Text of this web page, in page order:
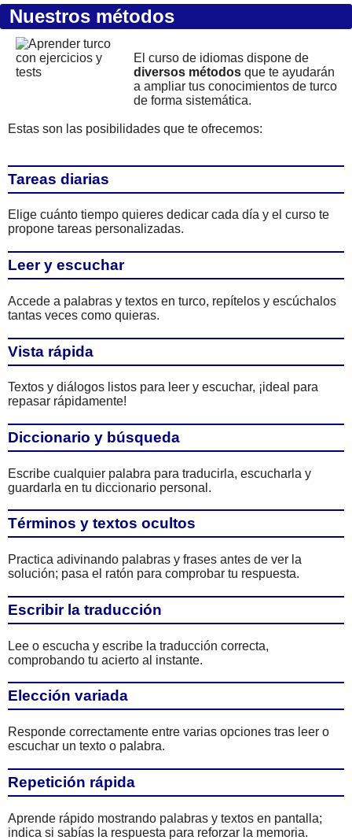
Nuestros métodos
El curso de idiomas dispone de
diversos métodos que te ayudarán
a ampliar tus conocimientos de turco
de forma sistemática.
Estas son las posibilidades que te ofrecemos:
Tareas diarias
Elige cuánto tiempo quieres dedicar cada día y el curso te
propone tareas personalizadas.
Leer y escuchar
Accede a palabras y textos en turco, repítelos y escúchalos
tantas veces como quieras.
Vista rápida
Textos y diálogos listos para leer y escuchar, ¡ideal para
repasar rápidamente!
Diccionario y búsqueda
Escribe cualquier palabra para traducirla, escucharla y
guardarla en tu diccionario personal.
Términos y textos ocultos
Practica adivinando palabras y frases antes de ver la
solución; pasa el ratón para comprobar tu respuesta.
Escribir la traducción
Lee o escucha y escribe la traducción correcta,
comprobando tu acierto al instante.
Elección variada
Responde correctamente entre varias opciones tras leer o
escuchar un texto o palabra.
Repetición rápida
Aprende rápido mostrando palabras y textos en pantalla;
indica si sabías la respuesta para reforzar la memoria.